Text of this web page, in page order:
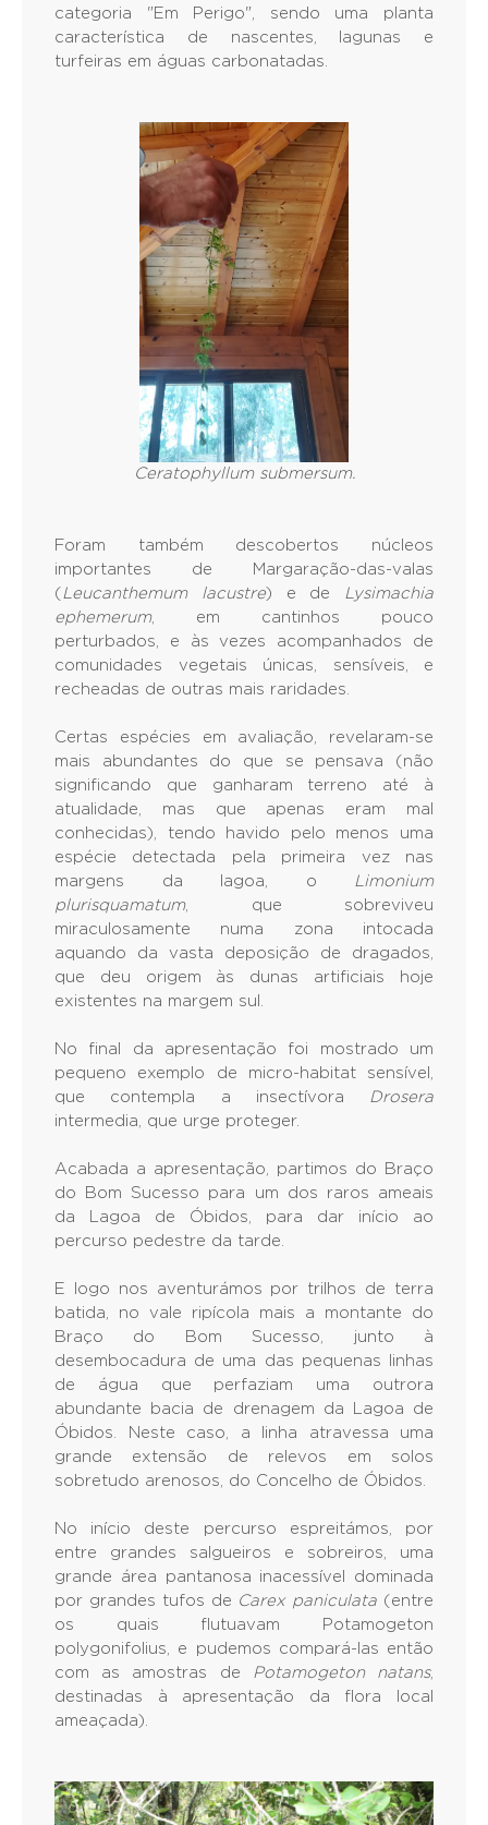
categoria "Em Perigo", sendo uma planta
característica de nascentes, lagunas e
turfeiras em águas carbonatadas.
Ceratophyllum submersum.
Foram também descobertos núcleos
importantes de Margaração-das-valas
( Leucanthemum lacustre) e de
Lysimachia
ephemerum, em cantinhos pouco
perturbados, e às vezes acompanhados de
comunidades vegetais únicas, sensíveis, e
recheadas de outras mais raridades.
Certas espécies em avaliação, revelaram-se
mais abundantes do que se pensava (não
significando que ganharam terreno até à
atualidade, mas que apenas eram mal
conhecidas), tendo havido pelo menos uma
espécie detectada pela primeira vez nas
margens da lagoa, o Limonium
plurisquamatum, que sobreviveu
miraculosamente numa zona intocada
aquando da vasta deposição de dragados,
que deu origem às dunas artificiais hoje
existentes na margem sul.
No final da apresentação foi mostrado um
pequeno exemplo de micro-habitat sensível,
que contempla a insectívora
Drosera
intermedia, que urge proteger.
Acabada a apresentação, partimos do Braço
do Bom Sucesso para um dos raros ameais
da Lagoa de Óbidos, para dar início ao
percurso pedestre da tarde.
E logo nos aventurámos por trilhos de terra
batida, no vale ripícola mais a montante do
Braço do Bom Sucesso, junto à
desembocadura de uma das pequenas linhas
de água que perfaziam uma outrora
abundante bacia de drenagem da Lagoa de
Óbidos. Neste caso, a linha atravessa uma
grande extensão de relevos em solos
sobretudo arenosos, do Concelho de Óbidos.
No início deste percurso espreitámos, por
entre grandes salgueiros e sobreiros, uma
grande área pantanosa inacessível dominada
por grandes tufos de Carex paniculata (entre
os quais flutuavam Potamogeton
polygonifolius, e pudemos compará-las então
com as amostras de
Potamogeton natans,
destinadas à apresentação da flora local
ameaçada).